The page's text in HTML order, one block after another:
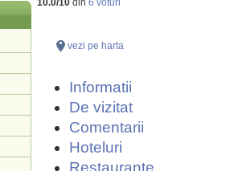
10.0/10 din 6 voturi
vezi pe harta
Informatii
De vizitat
Comentarii
Hoteluri
Restaurante